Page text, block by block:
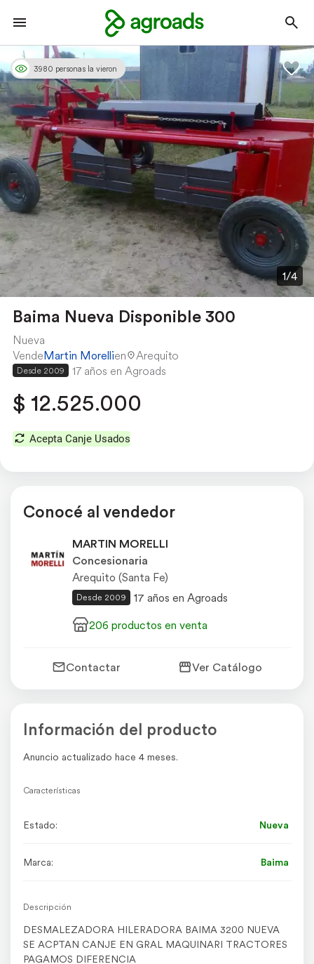
1/4
3980 personas la vieron
Baima Nueva Disponible 300
Nueva
VendeMartin Morellien Arequito
Desde 2009 17 años en Agroads
$ 12.525.000
Acepta Canje Usados
Conocé al vendedor
MARTIN MORELLI
Concesionaria
Arequito (Santa Fe)
Desde 2009
17 años en Agroads
206 productos en venta
Contactar Ver Catálogo
Información del producto
Anuncio actualizado hace 4 meses.
Características
Estado: Nueva
Marca: Baima
Descripción
DESMALEZADORA HILERADORA BAIMA 3200 NUEVA
SE ACPTAN CANJE EN GRAL MAQUINARI TRACTORES
PAGAMOS DIFERENCIA